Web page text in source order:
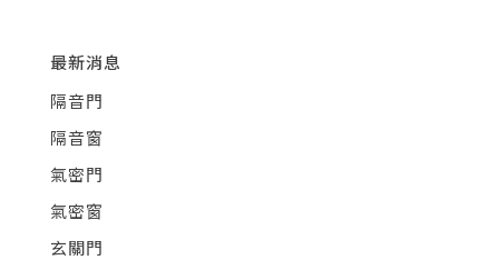
最新消息
隔音門
隔音窗
氣密門
氣密窗
玄關門